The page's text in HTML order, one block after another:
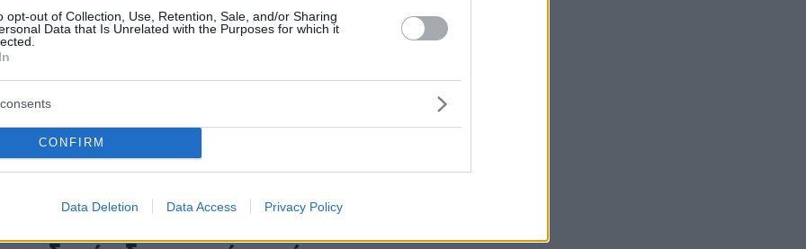
opt-out of Collection, Use, Retention, Sale, and/or Sharing
Data that Is Unrelated with the Purposes for which it
CONFIRM
Data Deletion Data Access Privacy Policy
έχει συνδεθεί στενά με την ενέργεια και τη
η επιστήμη επανεξετάζει κατά πόσο η παράλειψή
επιζήμια, εξηγεί ο κ. Ευμένης Π. Καραφυλλίδης
Διευθυντής Διαιτολογικού Τμήματος του
General
Νόστιμα, «έξυπνα» και
σνακ για την παραλία – Ο